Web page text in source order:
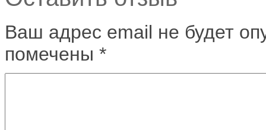
Ваш адрес email не будет
помечены *